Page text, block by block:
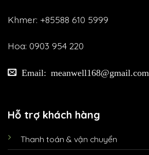
Khmer: +85588 610 5999
Hoa: 0903 954 220
Email: meanwell168@gmail.com
Hỗ trợ khách hàng
Thanh toán & vận chuyển